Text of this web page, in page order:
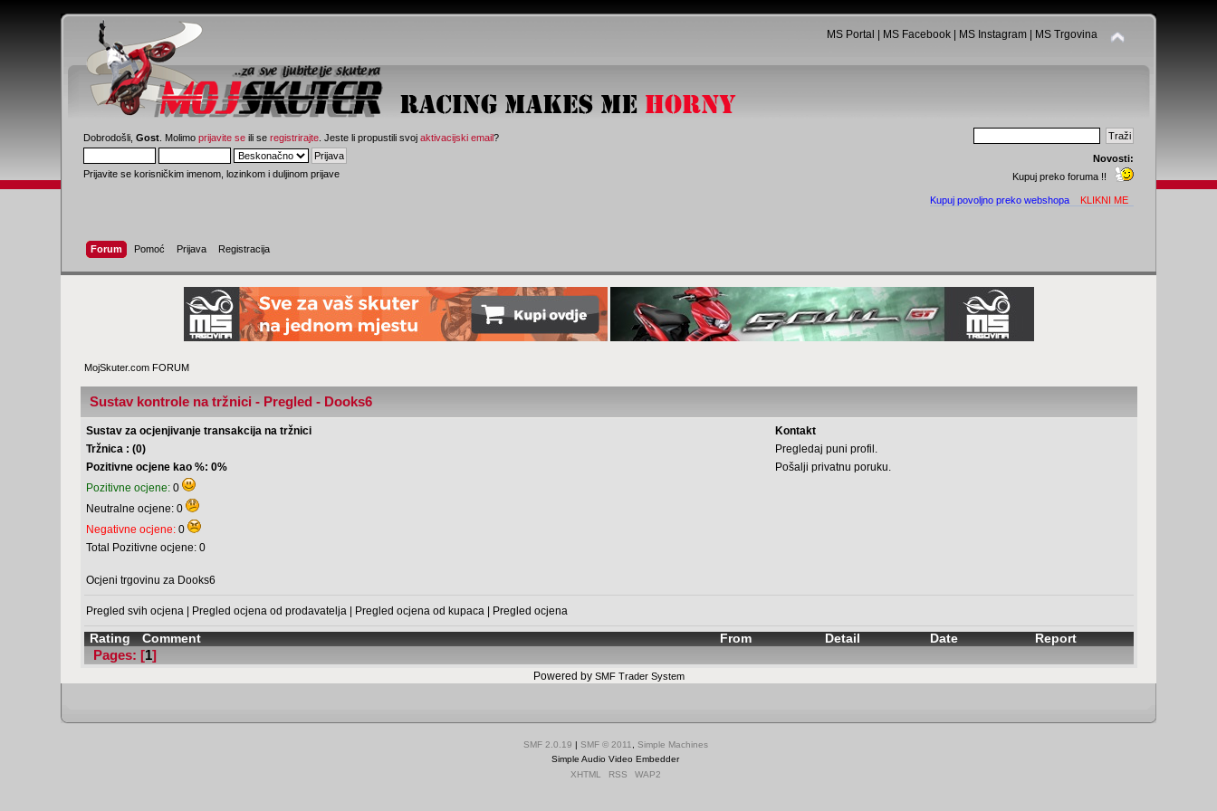
MS Portal MS Facebook| MS Instagram| MS Trgovina
Dobrodošli,Gost . Molimoprijavite se ili seregistrirajte . Jeste li propustili svojaktivacijski email?
Prijavite se korisničkim imenom, lozinkom i duljinom prijave
Novosti:
Kupuj preko foruma !!
Kupuj povoljno preko webshopa KLIKNI ME
Forum Pomoć Prijava Registracija
MojSkuter.com FORUM
Sustav kontrole na tržnici - Pregled - Dooks6
Sustav za ocjenjivanje transakcija na tržnici
Kontakt
Tržnica : (0)
Pregledaj puni profil.
Pozitivne ocjene kao %: 0%
Pošalji privatnu poruku.
Pozitivne ocjene: 0
Neutralne ocjene: 0
Negativne ocjene: 0
Total Pozitivne ocjene: 0
Ocjeni trgovinu za Dooks6
Pregled svih ocjena | Pregled ocjena od prodavatelja | Pregled ocjena od kupaca | Pregled ocjena
Rating Comment From Detail Date Report
Pages: [1]
Powered by SMF Trader System
SMF 2.0.19 | SMF © 2011
Simple Machines
Simple Audio Video Embedder
XHTML
RSS WAP2